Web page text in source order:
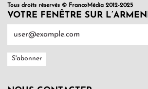
Tous droits réservés © FrancoMédia 2012-2025
VOTRE FENÊTRE SUR